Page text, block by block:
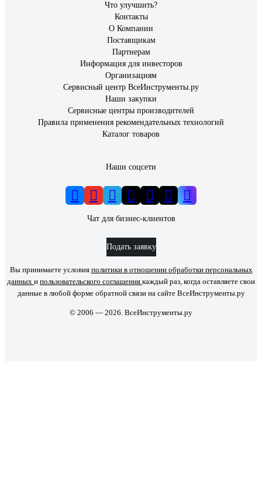
Что улучшить?
Контакты
О Компании
Поставщикам
Партнерам
Информация для инвесторов
Организациям
Сервисный центр ВсеИнструменты.ру
Наши закупки
Сервисные центры производителей
Правила применения рекомендательных технологий
Каталог товаров
Наши соцсети
Чат для бизнес-клиентов
Подать заявку
Вы принимаете условия политики в отношении обработки персональных
данных и пользовательского соглашения каждый раз, когда оставляете свои
данные в любой форме обратной связи на сайте ВсеИнструменты.ру
© 2006 — 2026. ВсеИнструменты.ру